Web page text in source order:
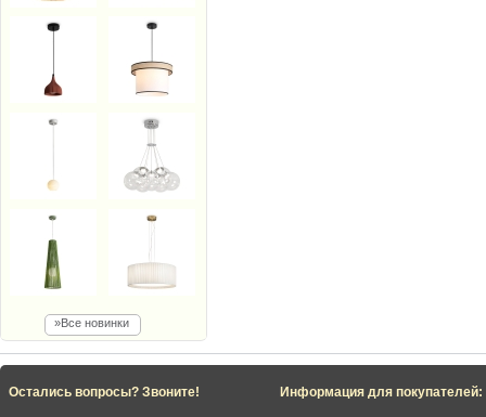
»Все новинки
Остались вопросы? Звоните! Информация для покупателей: